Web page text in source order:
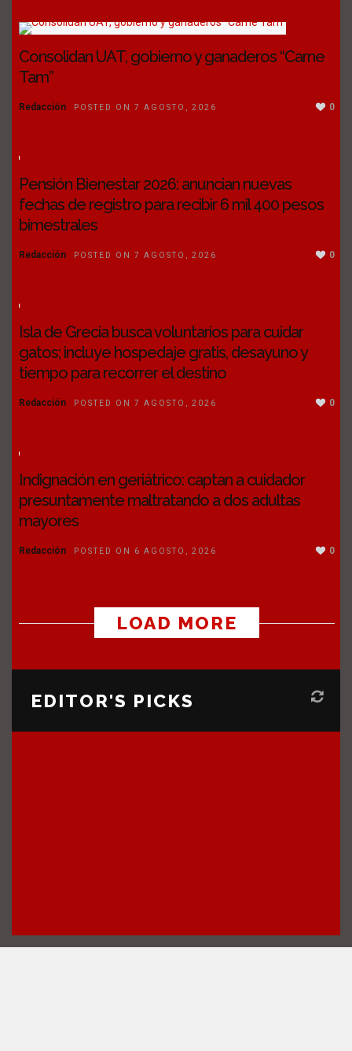
Mundial en Nuevo León provoca
aumento de casos respiratorios en
Consolidan UAT, gobierno y ganaderos “Carne
Tam”
Redacción 0
POSTED ON 7 AGOSTO, 2026
Pensión Bienestar 2026: anuncian nuevas
fechas de registro para recibir 6 mil 400 pesos
bimestrales
Redacción 0
POSTED ON 7 AGOSTO, 2026
Isla de Grecia busca voluntarios para cuidar
gatos; incluye hospedaje gratis, desayuno y
tiempo para recorrer el destino
Redacción 0
POSTED ON 7 AGOSTO, 2026
Indignación en geriátrico: captan a cuidador
presuntamente maltratando a dos adultas
mayores
Redacción 0
POSTED ON 6 AGOSTO, 2026
LOAD MORE
EDITOR'S PICKS